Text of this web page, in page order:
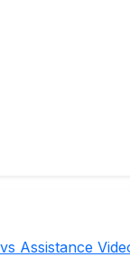
Assistance